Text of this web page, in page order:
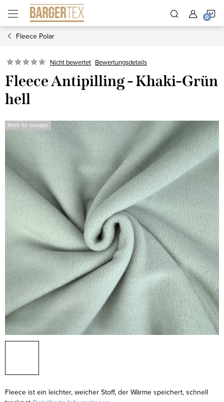
Inhalt
springen
Fleece Polar
Nicht bewertet Bewertungsdetails
Fleece Antipilling - Khaki-Grün
hell
Mehr für weniger
Fleece ist ein leichter, weicher Stoff, der Wärme speichert, schnell